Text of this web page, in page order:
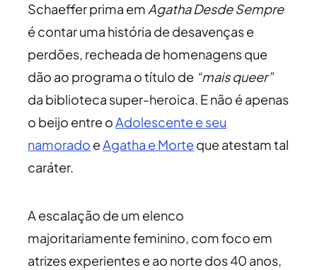
Schaeffer prima em Agatha Desde Sempre
é contar uma história de desavenças e
perdões, recheada de homenagens que
dão ao programa o título de “mais queer”
da biblioteca super-heroica. E não é apenas
o beijo entre oAdolescente e seu
namorado eAgatha e Morteque atestam tal
caráter.
A escalação de um elenco
majoritariamente feminino, com foco em
atrizes experientes e ao norte dos 40 anos,